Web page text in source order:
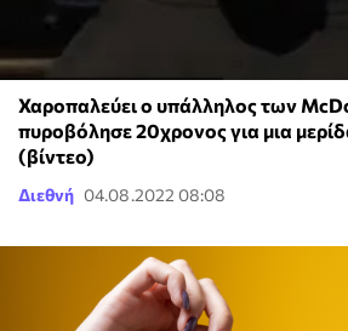
Χαροπαλεύει ο υπάλληλος των
πυροβόλησε 20χρονος για μια
(βίντεο)
Διεθνή 04.08.2022 08:08